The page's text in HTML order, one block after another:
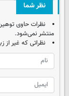
نظر شما
نظرات حاوی
منتشر نمی‌شود.
نظراتی که غیر از